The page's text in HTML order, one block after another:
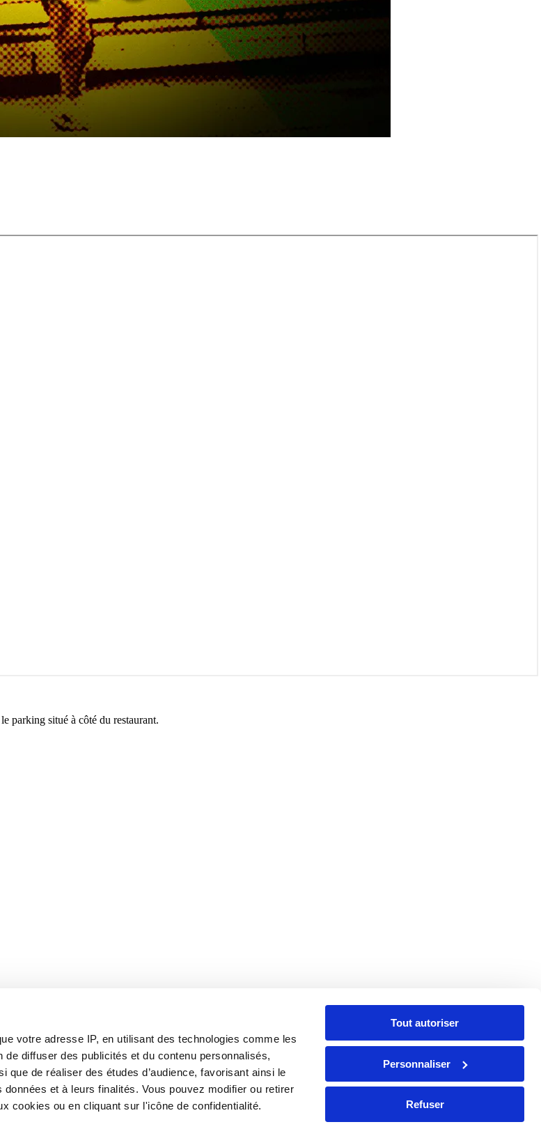
votre adresse IP, en utilisant des technologies comme les
diffuser des publicités et du contenu personnalisés,
de réaliser des études d’audience, favorisant ainsi le
et à leurs finalités. Vous pouvez modifier ou retirer
cookies ou en cliquant sur l'icône de confidentialité.
Tout autoriser
Personnaliser
Refuser
parking situé à côté du restaurant.